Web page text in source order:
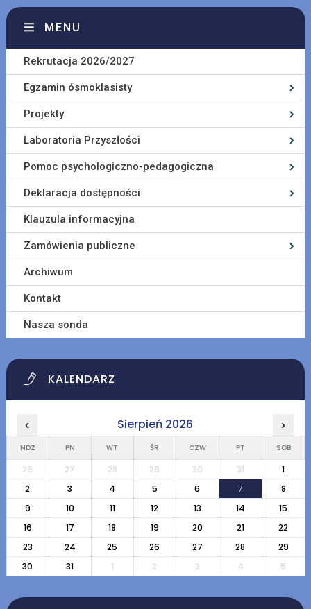
MENU
Rekrutacja 2026/2027
Egzamin ósmoklasisty
Projekty
Laboratoria Przyszłości
Pomoc psychologiczno-pedagogiczna
Deklaracja dostępności
Klauzula informacyjna
Zamówienia publiczne
Archiwum
Kontakt
Nasza sonda
KALENDARZ
‹ Sierpień 2026 ›
NDZ PN WT ŚR CZW PT SOB
26 27 28 29 30 31
1
2
3 4 5 6 7
8
9
10 11 12 13 14
15
16
17 18 19 20 21
22
23
24 25 26 27 28
29
30
31 1 2 3 4 5